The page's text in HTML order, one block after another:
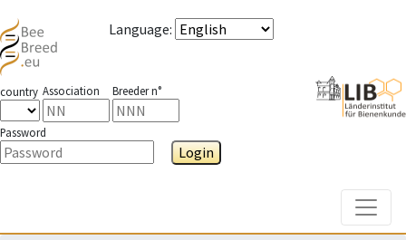
Language:
country Association Breeder n°
Password
Login